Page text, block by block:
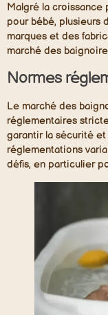
Malgré la croissance
pour bébé, plusieurs
marques et des
marché des
Normes
Le marché des
réglementaires
garantir la sécurité
réglementations
défis, en particulier